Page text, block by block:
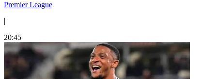
Premier League
|
20:45